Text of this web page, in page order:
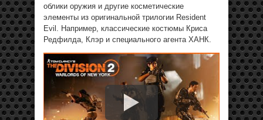
облики оружия и другие косметические
элементы из оригинальной трилогии Resident
Evil. Например, классические костюмы Криса
Редфилда, Клэр и специального агента ХАНК.